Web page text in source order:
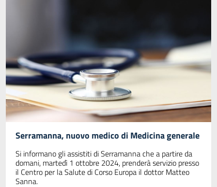
Serramanna, nuovo medico di Medicina generale
Si informano gli assistiti di Serramanna che a partire da
domani, martedì 1 ottobre 2024, prenderà servizio presso
il Centro per la Salute di Corso Europa il dottor Matteo
Sanna.